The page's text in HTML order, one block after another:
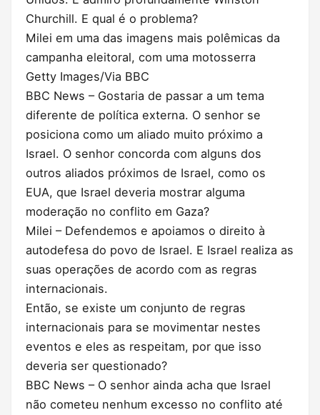
Churchill. E qual é o problema?
Milei em uma das imagens mais polêmicas da
campanha eleitoral, com uma motosserra
Getty Images/Via BBC
BBC News – Gostaria de passar a um tema
diferente de política externa. O senhor se
posiciona como um aliado muito próximo a
Israel. O senhor concorda com alguns dos
outros aliados próximos de Israel, como os
EUA, que Israel deveria mostrar alguma
moderação no conflito em Gaza?
Milei – Defendemos e apoiamos o direito à
autodefesa do povo de Israel. E Israel realiza as
suas operações de acordo com as regras
internacionais.
Então, se existe um conjunto de regras
internacionais para se movimentar nestes
eventos e eles as respeitam, por que isso
deveria ser questionado?
BBC News – O senhor ainda acha que Israel
não cometeu nenhum excesso no conflito até